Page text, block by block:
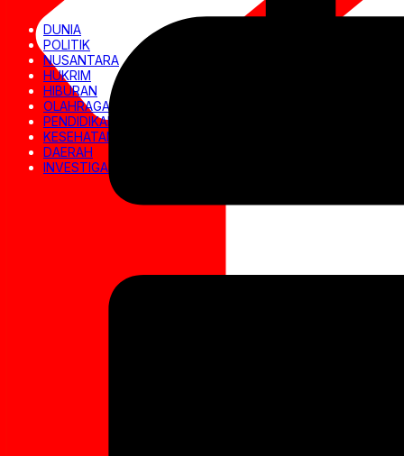
DUNIA
POLITIK
NUSANTARA
HUKRIM
HIBURAN
OLAHRAGA
PENDIDIKAN
KESEHATAN
DAERAH
INVESTIGASI